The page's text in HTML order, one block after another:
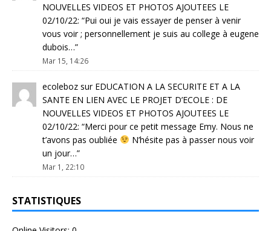
NOUVELLES VIDEOS ET PHOTOS AJOUTEES LE
02/10/22: “Pui oui je vais essayer de penser à venir
vous voir ; personnellement je suis au college à eugene
dubois…”
Mar 15, 14:26
ecoleboz sur EDUCATION A LA SECURITE ET A LA
SANTE EN LIEN AVEC LE PROJET D’ECOLE : DE
NOUVELLES VIDEOS ET PHOTOS AJOUTEES LE
02/10/22: “Merci pour ce petit message Emy. Nous ne
t’avons pas oubliée
N’hésite pas à passer nous voir
un jour…”
Mar 1, 22:10
STATISTIQUES